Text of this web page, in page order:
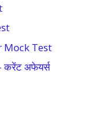
Mock Test
अफेयर्स